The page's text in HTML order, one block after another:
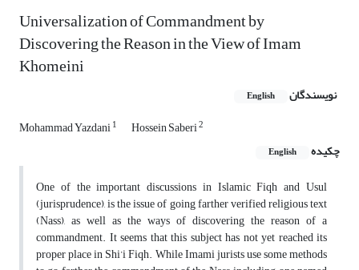
Universalization of Commandment by
Discovering the Reason in the View of Imam
Khomeini
نویسندگان English
Mohammad Yazdani1 Hossein Saberi2
چکیده English
One of the important discussions in Islamic Fiqh and Usul
(jurisprudence), is the issue of going farther verified religious text
(Nass), as well as the ways of discovering the reason of a
commandment. It seems that this subject has not yet reached its
proper place in Shi’i Fiqh. While Imami jurists use some methods